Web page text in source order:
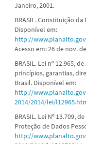
Janeiro, 2001.
BRASIL. Constituição
Disponível em:
http://
Acesso em: 26 de nov.
BRASIL. Lei nº 12.965,
princípios, garantias,
Brasil. Disponível em:
http://
2014/2014/lei/
BRASIL. Lei Nº 13.709,
Proteção de Dados
http://